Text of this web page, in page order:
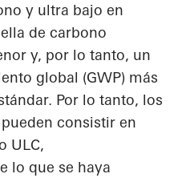
y ultra bajo en
de carbono
y, por lo tanto, un
global (GWP) más
Por lo tanto, los
consistir en
ULC,
lo que se haya